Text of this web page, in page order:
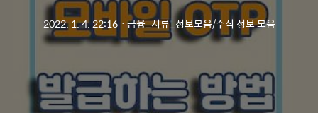
2022. 1. 4. 22:16ㆍ 금융_서류_정보모음/주식 정보 모음